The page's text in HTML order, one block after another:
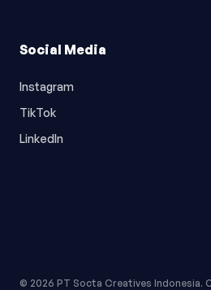
Social Media
Instagram
TikTok
LinkedIn
© 2026 PT Socta Creatives Indonesia.